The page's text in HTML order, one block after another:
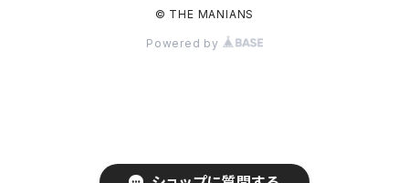
© THE MANIANS
Powered by